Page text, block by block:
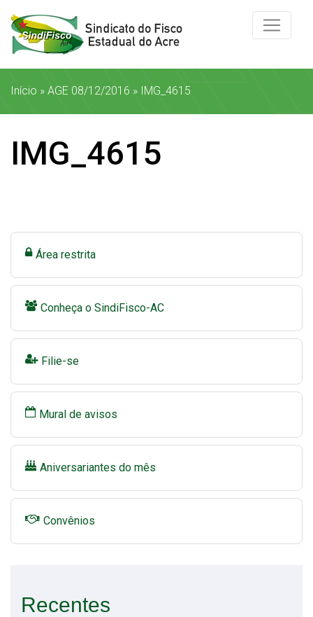
Início » AGE 08/12/2016 » IMG_4615
IMG_4615
Área restrita
Conheça o SindiFisco-AC
Filie-se
Mural de avisos
Aniversariantes do mês
Convênios
Recentes